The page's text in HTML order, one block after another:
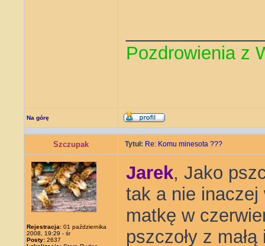
Pozdrowienia z
Na górę
Szczupak Tytuł: Re: Komu minesota ???
Rejestracja: 01 października
2008, 19:29 - śr
Posty: 2637
Jarek, Jako
tak a nie
matkę w
pszczoły z